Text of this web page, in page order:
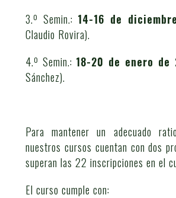
3.º Semin.: 14-16 de
Claudio Rovira).
4.º Semin.: 18-20 de enero de
Sánchez).
Para mantener un adecuado
nuestros cursos cuentan con dos
superan las 22 inscripciones en el
El curso cumple con: